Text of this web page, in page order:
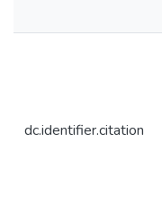
dc.identifier.citation